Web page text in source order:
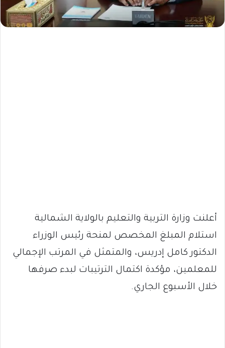
أعلنت وزارة التربية والتعليم بالولاية الشمالية
استلام المبلغ المخصص لمنحة رئيس الوزراء
الدكتور كامل إدريس، والمتمثل في المرتب الإجمالي
للمعلمين، مؤكدة اكتمال الترتيبات لبدء صرفها
خلال الأسبوع الجاري.